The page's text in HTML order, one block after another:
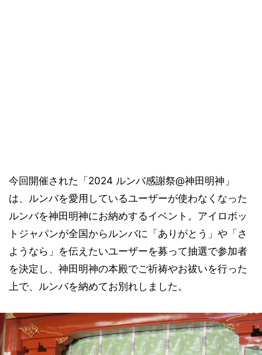
今回開催された「2024 ルンバ感謝祭@神田明神」
は、ルンバを愛用しているユーザーが使わなくなった
ルンバを神田明神にお納めするイベント。アイロボッ
トジャパンが全国からルンバに「ありがとう」や「さ
ようなら」を伝えたいユーザーを募って抽選で参加者
を決定し、神田明神の本殿でご祈祷やお祓いを行った
上で、ルンバを納めてお別れしました。